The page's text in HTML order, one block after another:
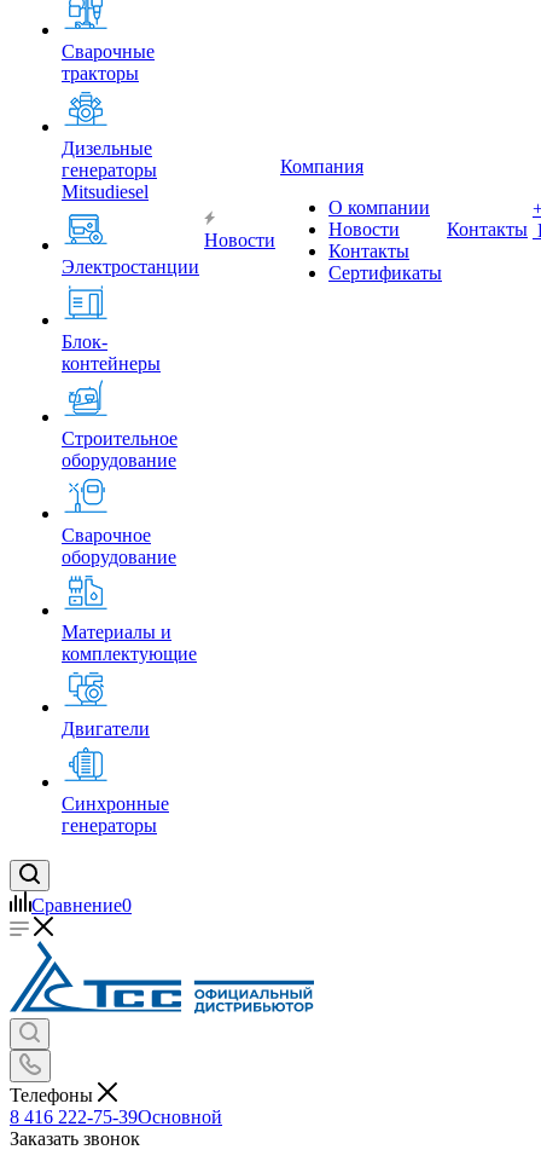
Сварочные
тракторы
Дизельные
генераторы
Mitsudiesel
Электростанции
Блок-
контейнеры
Строительное
оборудование
Сварочное
оборудование
Материалы и
комплектующие
Двигатели
Синхронные
генераторы
Новости
Компания
О компании
Новости
Контакты
Сертификаты
Контакты
Сравнение0
Телефоны
8 416 222-75-39Основной
Заказать звонок